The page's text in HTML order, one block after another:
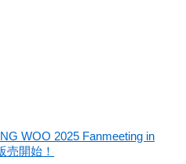
WOO 2025 Fanmeeting in
売開始！